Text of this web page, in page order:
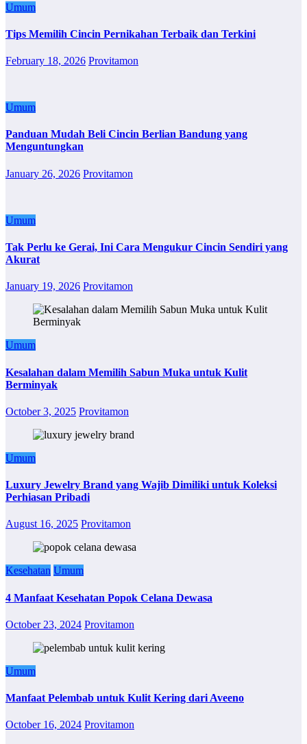
Umum
Tips Memilih Cincin Pernikahan Terbaik dan Terkini
February 18, 2026 Provitamon
Umum
Panduan Mudah Beli Cincin Berlian Bandung yang
Menguntungkan
January 26, 2026 Provitamon
Umum
Tak Perlu ke Gerai, Ini Cara Mengukur Cincin Sendiri yang
Akurat
January 19, 2026 Provitamon
Umum
Kesalahan dalam Memilih Sabun Muka untuk Kulit
Berminyak
October 3, 2025 Provitamon
Umum
Luxury Jewelry Brand yang Wajib Dimiliki untuk Koleksi
Perhiasan Pribadi
August 16, 2025 Provitamon
Kesehatan Umum
4 Manfaat Kesehatan Popok Celana Dewasa
October 23, 2024 Provitamon
Umum
Manfaat Pelembab untuk Kulit Kering dari Aveeno
October 16, 2024 Provitamon